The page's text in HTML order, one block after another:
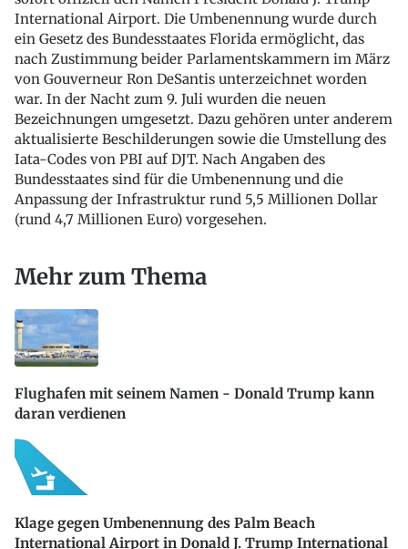
International Airport. Die Umbenennung wurde durch
ein Gesetz des Bundesstaates Florida ermöglicht, das
nach Zustimmung beider Parlamentskammern im März
von Gouverneur Ron DeSantis unterzeichnet worden
war. In der Nacht zum 9. Juli wurden die neuen
Bezeichnungen umgesetzt. Dazu gehören unter anderem
aktualisierte Beschilderungen sowie die Umstellung des
Iata-Codes von PBI auf DJT. Nach Angaben des
Bundesstaates sind für die Umbenennung und die
Anpassung der Infrastruktur rund 5,5 Millionen Dollar
(rund 4,7 Millionen Euro) vorgesehen.
Mehr zum Thema
Flughafen mit seinem Namen - Donald Trump kann
daran verdienen
Klage gegen Umbenennung des Palm Beach
International Airport in Donald J. Trump International